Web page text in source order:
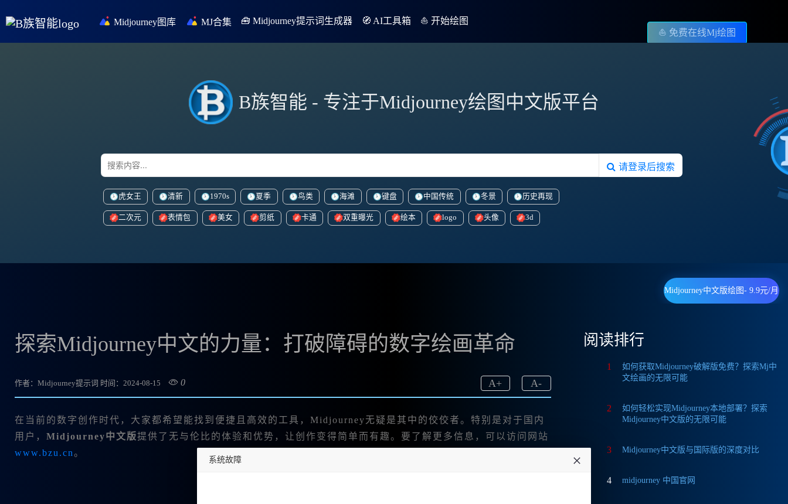
Midjourney图库 MJ合集 🧰 Midjourney提示词生成器 🧭 AI工具箱
⛵️ 开始绘图
⛵️ 免费在线Mj绘图
B族智能 - 专注于Midjourney绘图中文版平台
请登录后搜索
虎女王 清新 1970s 夏季 鸟类 海滩 键盘 中国传统 冬景 历史再现
二次元 表情包 美女 剪纸 卡通 双重曝光 绘本 logo 头像 3d
Midjourney中文版绘图- 9.9元/月
探索Midjourney中文的力量：打破障碍的数字绘画革命
作者：Midjourney提示词 时间：2024-08-15 0 A-
A+
在当前的数字创作时代，大家都希望能找到便捷且高效的工具，Midjourney无疑是其中的佼佼者。特别是对于国内
用户， Midjourney中文版提供了无与伦比的体验和优势，让创作变得简单而有趣。要了解更多信息，可以访问网站
www.bzu.cn。
阅读排行
1
如何获取Midjourney破解版免费？探索Mj中
文绘画的无限可能
2
如何轻松实现Midjourney本地部署？探索
Midjourney中文版的无限可能
3 Midjourney中文版与国际版的深度对比
4 midjourney 中国官网
系统故障